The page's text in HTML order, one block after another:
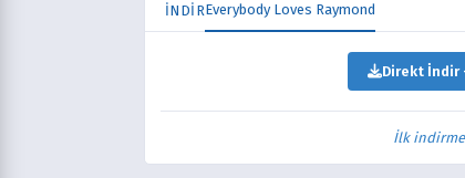
İNDİREverybody Loves Raymond
Direkt İndir
İlk indirme